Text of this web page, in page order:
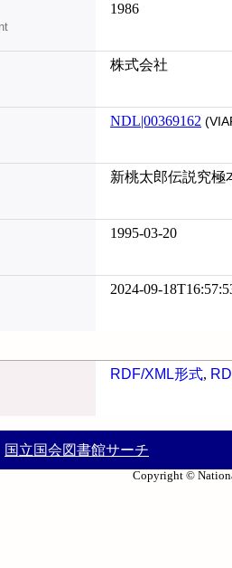
1986
株式会社
NDL|00369162
新桃太郎伝説究極
1995-03-20
2024-09-
RDF/XML形式,
国立国会図書館サーチ
Copyright ©